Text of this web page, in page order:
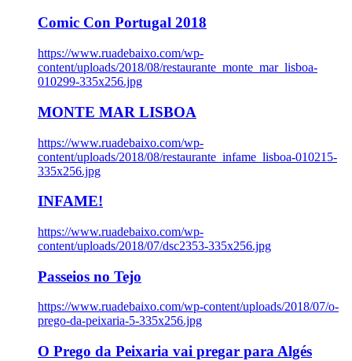
Comic Con Portugal 2018
https://www.ruadebaixo.com/wp-
content/uploads/2018/08/restaurante_monte_mar_lisboa-
010299-335x256.jpg
MONTE MAR LISBOA
https://www.ruadebaixo.com/wp-
content/uploads/2018/08/restaurante_infame_lisboa-010215-
335x256.jpg
INFAME!
https://www.ruadebaixo.com/wp-
content/uploads/2018/07/dsc2353-335x256.jpg
Passeios no Tejo
https://www.ruadebaixo.com/wp-content/uploads/2018/07/o-
prego-da-peixaria-5-335x256.jpg
O Prego da Peixaria vai pregar para Algés